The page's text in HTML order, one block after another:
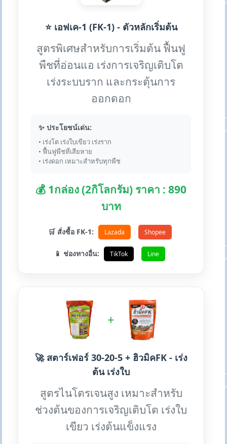
⭐ เอฟเค-1 (FK-1) - ตัวหลักเริ่มต้น
สูตรพิเศษสำหรับการเริ่มต้น ฟื้นฟู
พืชที่อ่อนแอ เร่งการเจริญเติบโต
เร่งระบบราก และกระตุ้นการ
ออกดอก
✨ ประโยชน์เด่น:
• เร่งโต เร่งใบเขียว เร่งราก
• ฟื้นฟูพืชที่เสียหาย
• เร่งดอก เหมาะสำหรับทุกพืช
💰 1กล่อง (2กิโลกรัม) ราคา : 890
บาท
🛒 สั่งซื้อ FK-1: Lazada Shopee
📱 ช่องทางอื่น: TikTok Line
+
🚀 สตาร์เฟอร์ 30-20-5 + ฮิวมิคFK - เร่ง
ต้น เร่งใบ
สูตรไนโตรเจนสูง เหมาะสำหรับ
ช่วงต้นของการเจริญเติบโต เร่งใบ
เขียว เร่งต้นแข็งแรง